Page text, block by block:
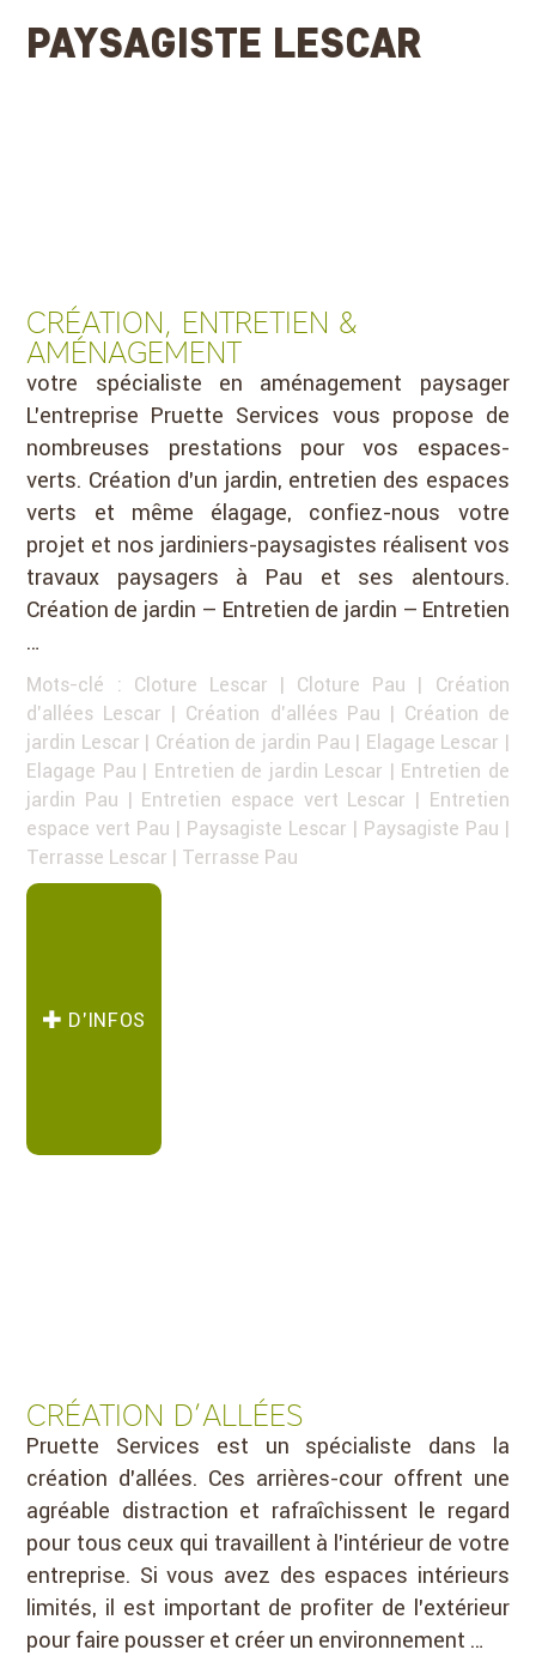
PAYSAGISTE LESCAR
CRÉATION, ENTRETIEN &
AMÉNAGEMENT
votre spécialiste en aménagement paysager
L’entreprise Pruette Services vous propose de
nombreuses prestations pour vos espaces-
verts. Création d’un jardin, entretien des espaces
verts et même élagage, confiez-nous votre
projet et nos jardiniers-paysagistes réalisent vos
travaux paysagers à Pau et ses alentours.
Création de jardin – Entretien de jardin – Entretien
…
Mots-clé : Cloture Lescar | Cloture Pau | Création
d'allées Lescar | Création d'allées Pau | Création de
jardin Lescar | Création de jardin Pau | Elagage Lescar |
Elagage Pau | Entretien de jardin Lescar | Entretien de
jardin Pau | Entretien espace vert Lescar | Entretien
espace vert Pau | Paysagiste Lescar | Paysagiste Pau |
Terrasse Lescar | Terrasse Pau
D’INFOS
CRÉATION D’ALLÉES
Pruette Services est un spécialiste dans la
création d’allées. Ces arrières-cour offrent une
agréable distraction et rafraîchissent le regard
pour tous ceux qui travaillent à l’intérieur de votre
entreprise. Si vous avez des espaces intérieurs
limités, il est important de profiter de l’extérieur
pour faire pousser et créer un environnement …